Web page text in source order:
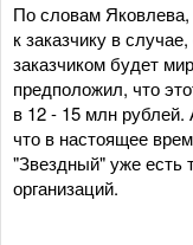
По словам Яковлева,
к заказчику в
заказчиком будет
предположил, что
в 12 - 15 млн
что в настоящее
"Звездный" уже есть
организаций.